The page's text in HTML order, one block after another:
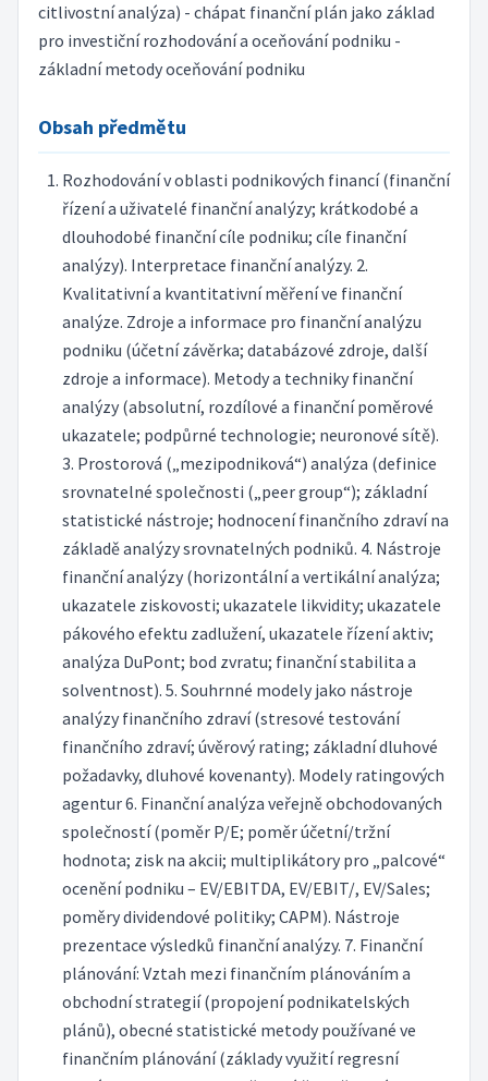
citlivostní analýza) - chápat finanční plán jako základ
pro investiční rozhodování a oceňování podniku -
základní metody oceňování podniku
Obsah předmětu
Rozhodování v oblasti podnikových financí (finanční
řízení a uživatelé finanční analýzy; krátkodobé a
dlouhodobé finanční cíle podniku; cíle finanční
analýzy). Interpretace finanční analýzy. 2.
Kvalitativní a kvantitativní měření ve finanční
analýze. Zdroje a informace pro finanční analýzu
podniku (účetní závěrka; databázové zdroje, další
zdroje a informace). Metody a techniky finanční
analýzy (absolutní, rozdílové a finanční poměrové
ukazatele; podpůrné technologie; neuronové sítě).
3. Prostorová („mezipodniková“) analýza (definice
srovnatelné společnosti („peer group“); základní
statistické nástroje; hodnocení finančního zdraví na
základě analýzy srovnatelných podniků. 4. Nástroje
finanční analýzy (horizontální a vertikální analýza;
ukazatele ziskovosti; ukazatele likvidity; ukazatele
pákového efektu zadlužení, ukazatele řízení aktiv;
analýza DuPont; bod zvratu; finanční stabilita a
solventnost). 5. Souhrnné modely jako nástroje
analýzy finančního zdraví (stresové testování
finančního zdraví; úvěrový rating; základní dluhové
požadavky, dluhové kovenanty). Modely ratingových
agentur 6. Finanční analýza veřejně obchodovaných
společností (poměr P/E; poměr účetní/tržní
hodnota; zisk na akcii; multiplikátory pro „palcové“
ocenění podniku – EV/EBITDA, EV/EBIT/, EV/Sales;
poměry dividendové politiky; CAPM). Nástroje
prezentace výsledků finanční analýzy. 7. Finanční
plánování: Vztah mezi finančním plánováním a
obchodní strategií (propojení podnikatelských
plánů), obecné statistické metody používané ve
finančním plánování (základy využití regresní